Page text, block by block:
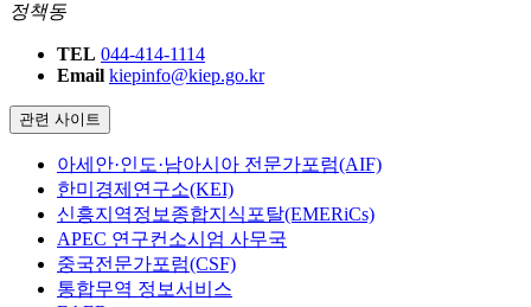
정책동
TEL 044-414-1114
Email kiepinfo@kiep.go.kr
관련 사이트
아세안·인도·남아시아 전문가포럼(AIF)
한미경제연구소(KEI)
신흥지역정보종합지식포탈(EMERiCs)
APEC 연구컨소시엄 사무국
중국전문가포럼(CSF)
통합무역 정보서비스